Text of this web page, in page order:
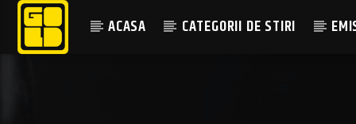
ACASA CATEGORII DE STIRI